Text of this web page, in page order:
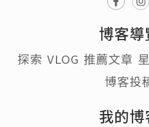
博客導
探索 VLOG 推薦文章
博客投
我的博